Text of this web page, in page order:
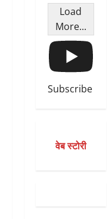
Load
More...
Subscribe
वेब स्टोरी